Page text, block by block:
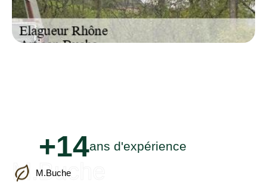
+14ans d'expérience
M.Buche
M.Buche